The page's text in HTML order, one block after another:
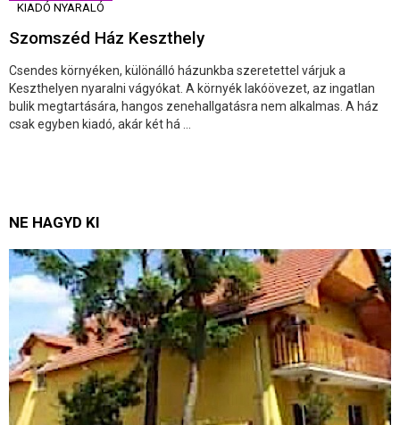
KIADÓ NYARALÓ
Szomszéd Ház Keszthely
Csendes környéken, különálló házunkba szeretettel várjuk a
Keszthelyen nyaralni vágyókat. A környék lakóövezet, az ingatlan
bulik megtartására, hangos zenehallgatásra nem alkalmas. A ház
csak egyben kiadó, akár két há ...
NE HAGYD KI